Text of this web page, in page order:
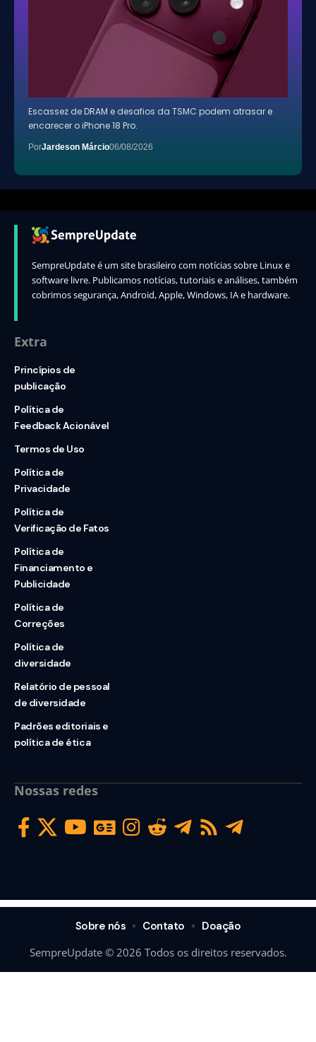
Escassez de DRAM e desafios da TSMC podem atrasar e
encarecer o iPhone 18 Pro.
PorJardeson Márcio06/08/2026
SempreUpdate é um site brasileiro com notícias sobre Linux e
software livre. Publicamos notícias, tutoriais e análises, também
cobrimos segurança, Android, Apple, Windows, IA e hardware.
Extra
Princípios de
publicação
Política de
Feedback Acionável
Termos de Uso
Política de
Privacidade
Política de
Verificação de Fatos
Política de
Financiamento e
Publicidade
Política de
Correções
Política de
diversidade
Relatório de pessoal
de diversidade
Padrões editoriais e
política de ética
Nossas redes
SempreUpdate © 2026 Todos os direitos reservados.
Sobre nós Contato Doação